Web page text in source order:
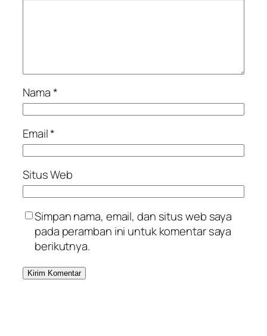
Nama*
Email*
Situs Web
Simpan nama, email, dan situs web saya
pada peramban ini untuk komentar saya
berikutnya.